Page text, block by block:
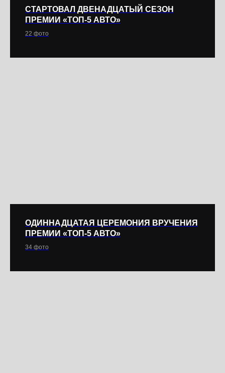
СТАРТОВАЛ ДВЕНАДЦАТЫЙ СЕЗОН
ПРЕМИИ «ТОП-5 АВТО»
22 фото
ОДИННАДЦАТАЯ ЦЕРЕМОНИЯ ВРУЧЕНИЯ
ПРЕМИИ «ТОП-5 АВТО»
34 фото